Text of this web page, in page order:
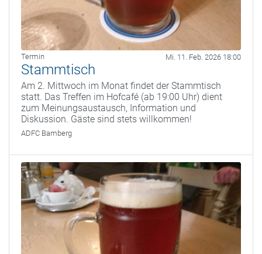
Termin Mi. 11. Feb. 2026 18:00
Stammtisch
Am 2. Mittwoch im Monat findet der Stammtisch
statt. Das Treffen im Hofcafé (ab 19:00 Uhr) dient
zum Meinungsaustausch, Information und
Diskussion. Gäste sind stets willkommen!
ADFC Bamberg